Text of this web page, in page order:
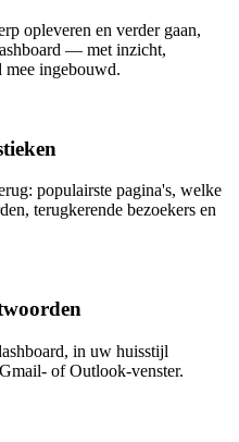
opleveren en verder gaan,
— met inzicht,
mee ingebouwd.
populairste pagina's, welke
terugkerende bezoekers en
in uw huisstijl
of Outlook-venster.